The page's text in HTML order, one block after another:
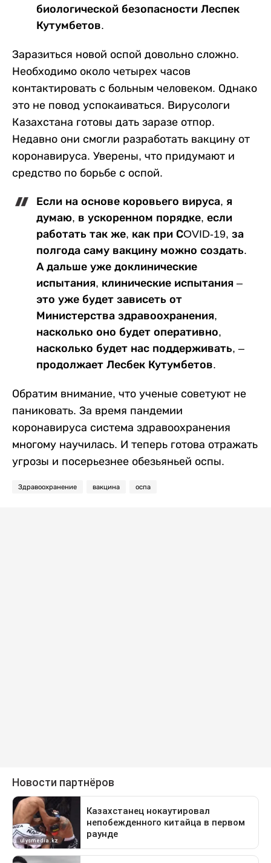
биологической безопасности Леспек
Кутумбетов.
Заразиться новой оспой довольно сложно.
Необходимо около четырех часов
контактировать с больным человеком. Однако
это не повод успокаиваться. Вирусологи
Казахстана готовы дать заразе отпор.
Недавно они смогли разработать вакцину от
коронавируса. Уверены, что придумают и
средство по борьбе с оспой.
Если на основе коровьего вируса, я
думаю, в ускоренном порядке, если
работать так же, как при СOVID-19, за
полгода саму вакцину можно создать.
А дальше уже доклинические
испытания, клинические испытания –
это уже будет зависеть от
Министерства здравоохранения,
насколько оно будет оперативно,
насколько будет нас поддерживать, –
продолжает Лесбек Кутумбетов.
Обратим внимание, что ученые советуют не
паниковать. За время пандемии
коронавируса система здравоохранения
многому научилась. И теперь готова отражать
угрозы и посерьезнее обезьяньей оспы.
Здравоохранение вакцина оспа